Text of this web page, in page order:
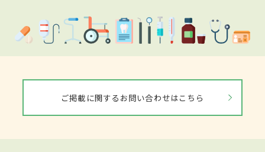
ご掲載に関するお問い合わせはこちら